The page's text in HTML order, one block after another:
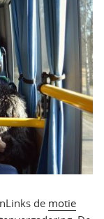
de motie